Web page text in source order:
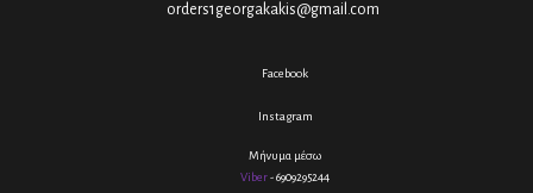
orders1georgakakis@gmail.com
Facebook
Instagram
Μήνυμα μέσω
Viber- 6909295244